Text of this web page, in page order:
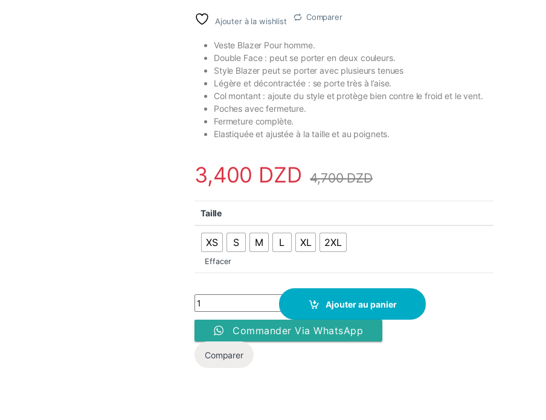
Ajouter à la wishlist Comparer
Veste Blazer Pour homme.
Double Face : peut se porter en deux couleurs.
Style Blazer peut se porter avec plusieurs tenues
Légère et décontractée : se porte très à l’aise.
Col montant : ajoute du style et protège bien contre le froid et le vent.
Poches avec fermeture.
Fermeture complète.
Elastiquée et ajustée à la taille et au poignets.
3,400 DZD 4,700DZD
Taille
XS S M L XL 2XL
Effacer
Veste Double Face - Légère et Décontractée - Col Montant - Grise quantity
Ajouter au panier
Commander Via WhatsApp
Comparer